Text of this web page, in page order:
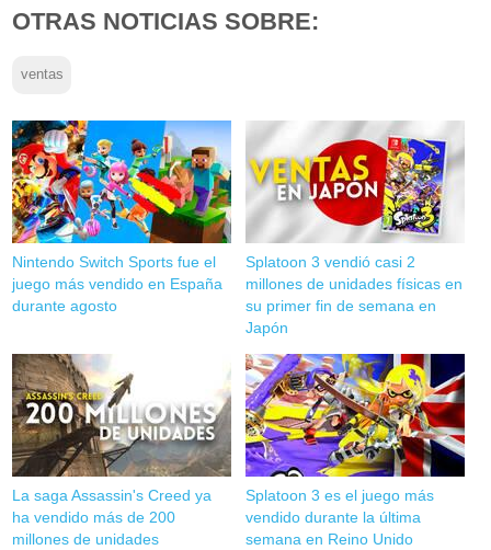
OTRAS NOTICIAS SOBRE:
ventas
Nintendo Switch Sports fue el
juego más vendido en España
durante agosto
Splatoon 3 vendió casi 2
millones de unidades físicas en
su primer fin de semana en
Japón
La saga Assassin's Creed ya
ha vendido más de 200
millones de unidades
Splatoon 3 es el juego más
vendido durante la última
semana en Reino Unido